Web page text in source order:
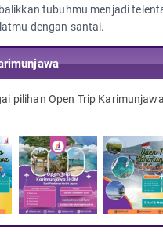
tubuhmu menjadi
dengan santai.
pilihan Open Trip Karimunjawa